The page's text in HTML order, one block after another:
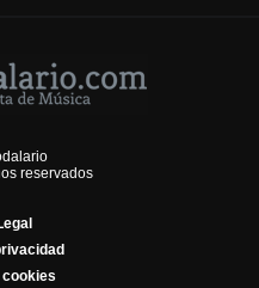
reservados
cookies